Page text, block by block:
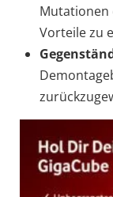
Mutationen
Vorteile zu